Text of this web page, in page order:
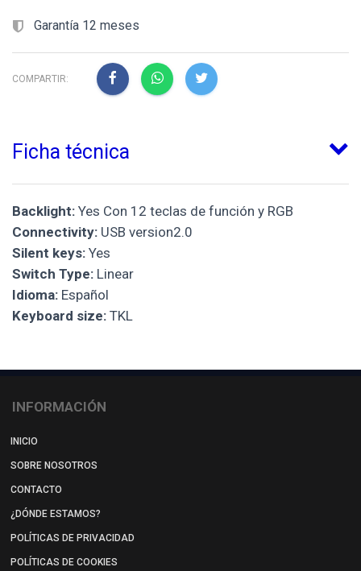
Garantía 12 meses
COMPARTIR:
Ficha técnica
Backlight: Yes Con 12 teclas de función y RGB
Connectivity: USB version2.0
Silent keys: Yes
Switch Type: Linear
Idioma: Español
Keyboard size: TKL
INFORMACIÓN
INICIO
SOBRE NOSOTROS
CONTACTO
¿DÓNDE ESTAMOS?
POLÍTICAS DE PRIVACIDAD
POLÍTICAS DE COOKIES